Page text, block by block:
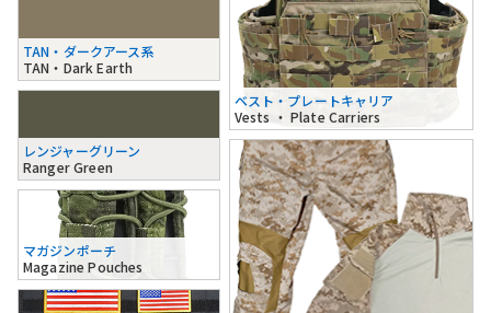
TAN・ダークアース系
TAN・Dark Earth
レンジャーグリーン
Ranger Green
ベスト・プレートキャリア
Vests ・ Plate Carriers
マガジンポーチ
Magazine Pouches